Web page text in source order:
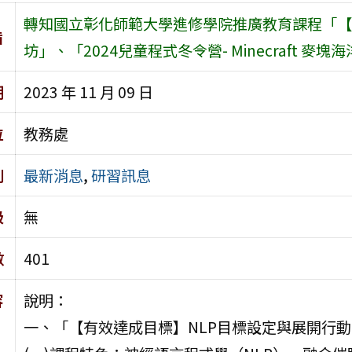
轉知國立彰化師範大學進修學院推廣教育課程「
坊」、「2024兒童程式冬令營- Minecraft 麥塊海
2023 年 11 月 09 日
教務處
最新消息,研習訊息
無
401
說明：
一、「【有效達成目標】NLP目標設定與展開行